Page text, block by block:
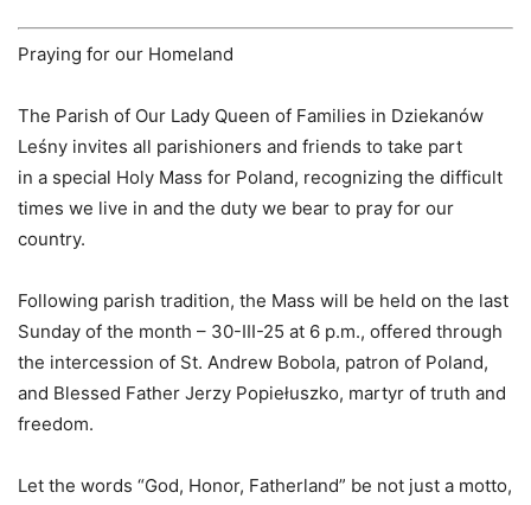
Praying for our Homeland
The Parish of Our Lady Queen of Families in Dziekanów
Leśny invites all parishioners and friends to take part
in a special Holy Mass for Poland, recognizing the difficult
times we live in and the duty we bear to pray for our
country.
Following parish tradition, the Mass will be held on the last
Sunday of the month – 30-III-25 at 6 p.m., offered through
the intercession of St. Andrew Bobola, patron of Poland,
and Blessed Father Jerzy Popiełuszko, martyr of truth and
freedom.
Let the words “God, Honor, Fatherland” be not just a motto,